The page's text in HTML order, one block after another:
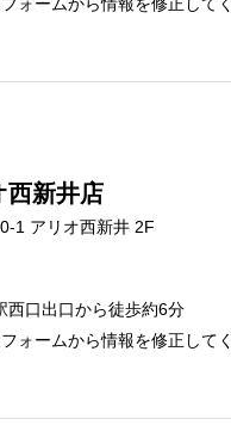
西新井店
1 アリオ西新井 2F
西口出口から徒歩約6分
ォームから情報を修正してく